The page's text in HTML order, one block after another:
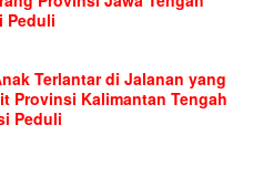
Peduli
Terlantar di Jalanan yang
Provinsi Kalimantan Tengah
Peduli